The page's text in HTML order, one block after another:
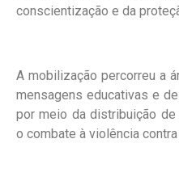
conscientização e da
A mobilização percorreu a
mensagens educativas e
por meio da distribuição
o combate à violência